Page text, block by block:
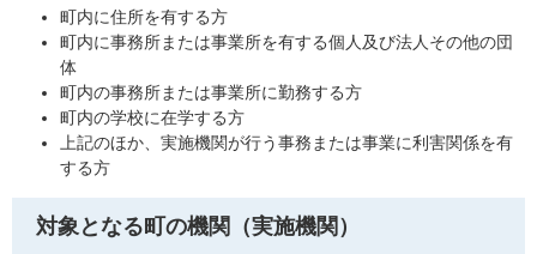
町内に住所を有する方
町内に事務所または事業所を有する個人及び法人その他の団
体
町内の事務所または事業所に勤務する方
町内の学校に在学する方
上記のほか、実施機関が行う事務または事業に利害関係を有
する方
対象となる町の機関（実施機関）